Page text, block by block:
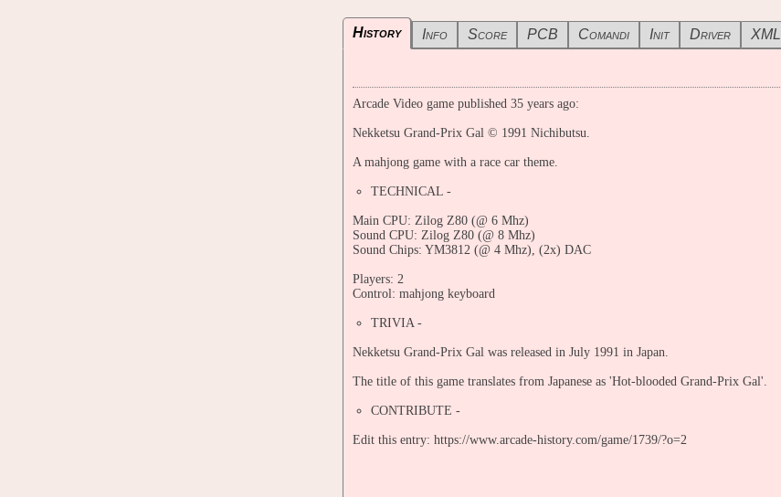
History Info Score PCB Comandi Init Driver XML
Arcade Video game published 35 years ago:
Nekketsu Grand-Prix Gal © 1991 Nichibutsu.
A mahjong game with a race car theme.
TECHNICAL -
Main CPU: Zilog Z80 (@ 6 Mhz)
Sound CPU: Zilog Z80 (@ 8 Mhz)
Sound Chips: YM3812 (@ 4 Mhz), (2x) DAC
Players: 2
Control: mahjong keyboard
TRIVIA -
Nekketsu Grand-Prix Gal was released in July 1991 in Japan.
The title of this game translates from Japanese as 'Hot-blooded Grand-Prix Gal'.
CONTRIBUTE -
Edit this entry: https://www.arcade-history.com/game/1739/?o=2